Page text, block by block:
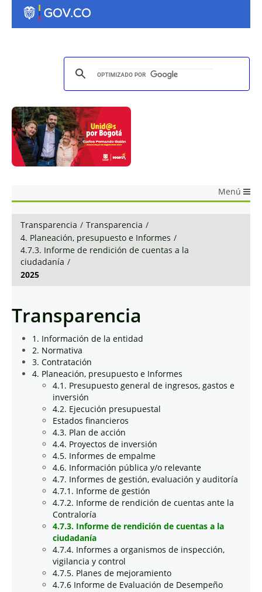
Menú
Transparencia / Transparencia /
4. Planeación, presupuesto e Informes /
4.7.3. Informe de rendición de cuentas a la
ciudadanía /
2025
Transparencia
1. Información de la entidad
2. Normativa
3. Contratación
4. Planeación, presupuesto e Informes
4.1. Presupuesto general de ingresos, gastos e
inversión
4.2. Ejecución presupuestal
Estados financieros
4.3. Plan de acción
4.4. Proyectos de inversión
4.5. Informes de empalme
4.6. Información pública y/o relevante
4.7. Informes de gestión, evaluación y auditoría
4.7.1. Informe de gestión
4.7.2. Informe de rendición de cuentas ante la
Contraloría
4.7.3. Informe de rendición de cuentas a la
ciudadanía
4.7.4. Informes a organismos de inspección,
vigilancia y control
4.7.5. Planes de mejoramiento
4.7.6 Informe de Evaluación de Desempeño